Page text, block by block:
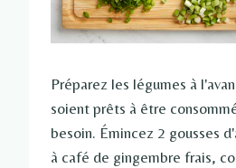
Préparez les légumes à
soient prêts à être
besoin. Émincez 2 gousses
à café de gingembre frais,